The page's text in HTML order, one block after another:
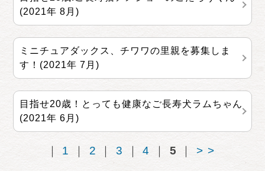
(2021年 8月)
ミニチュアダックス、チワワの里親を募集しま
す！(2021年 7月)
目指せ20歳！とっても健康なご長寿犬ラムちゃん
(2021年 6月)
1 2 3 ｜4 5 >>